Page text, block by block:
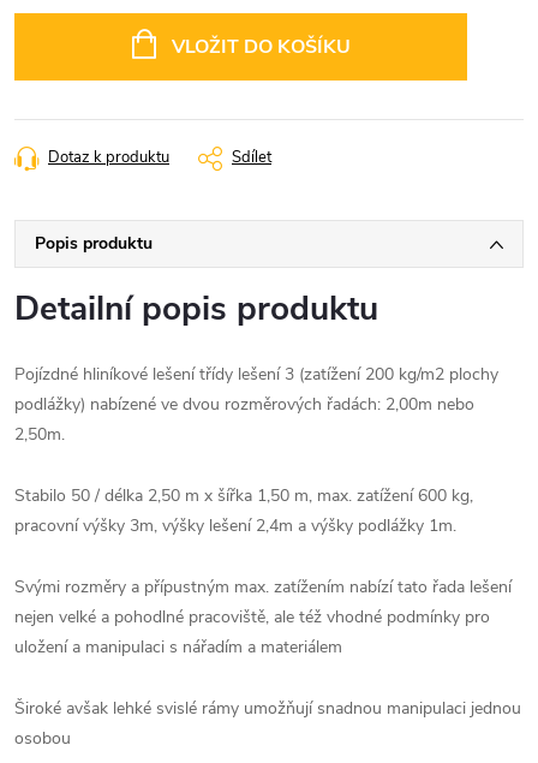
VLOŽIT DO KOŠÍKU
Dotaz k produktu Sdílet
Popis produktu
Detailní popis produktu
Pojízdné hliníkové lešení třídy lešení 3 (zatížení 200 kg/m2 plochy
podlážky) nabízené ve dvou rozměrových řadách: 2,00m nebo
2,50m.
Stabilo 50 / délka 2,50 m x šířka 1,50 m, max. zatížení 600 kg,
pracovní výšky 3m, výšky lešení 2,4m a výšky podlážky 1m.
Svými rozměry a přípustným max. zatížením nabízí tato řada lešení
nejen velké a pohodlné pracoviště, ale též vhodné podmínky pro
uložení a manipulaci s nářadím a materiálem
Široké avšak lehké svislé rámy umožňují snadnou manipulaci jednou
osobou